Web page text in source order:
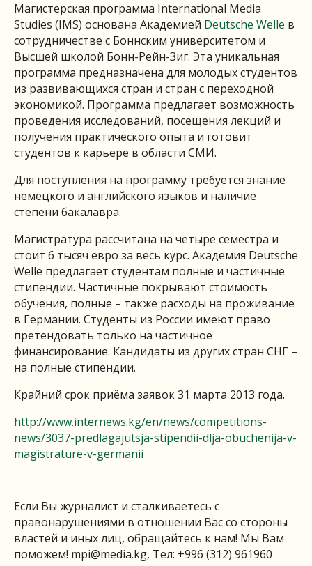
Магистерская программа International Media
Studies (IMS) основана Академией Deutsche Welle в
сотрудничестве с Боннским университетом и
Высшей школой Бонн-Рейн-Зиг. Эта уникальная
программа предназначена для молодых студентов
из развивающихся стран и стран с переходной
экономикой. Программа предлагает возможность
проведения исследований, посещения лекций и
получения практического опыта и готовит
студентов к карьере в области СМИ.
Для поступления на программу требуется знание
немецкого и английского языков и наличие
степени бакалавра.
Магистратура рассчитана на четыре семестра и
стоит 6 тысяч евро за весь курс. Академия Deutsche
Welle предлагает студентам полные и частичные
стипендии. Частичные покрывают стоимость
обучения, полные – также расходы на проживание
в Германии. Студенты из России имеют право
претендовать только на частичное
финансирование. Кандидаты из других стран СНГ –
на полные стипендии.
Крайний срок приёма заявок 31 марта 2013 года.
http://www.internews.kg/en/news/competitions-
news/3037-predlagajutsja-stipendii-dlja-obuchenija-v-
magistrature-v-germanii
Если Вы журналист и сталкиваетесь с
правонарушениями в отношении Вас со стороны
властей и иных лиц, обращайтесь к нам! Мы Вам
поможем! mpi@media.kg, Тел: +996 (312) 961960